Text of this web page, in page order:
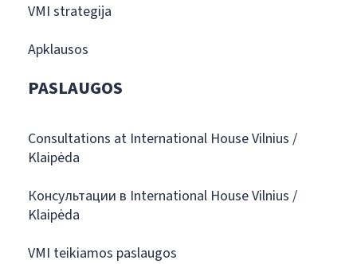
VMI strategija
Apklausos
PASLAUGOS
Consultations at International House Vilnius /
Klaipėda
Консультации в International House Vilnius /
Klaipėda
VMI teikiamos paslaugos